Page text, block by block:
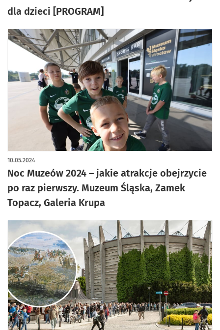
dla dzieci [PROGRAM]
Noc Muzeów 2024 – jakie atrakcje obejrzycie
po raz pierwszy. Muzeum Śląska, Zamek
Topacz, Galeria Krupa
10.05.2024